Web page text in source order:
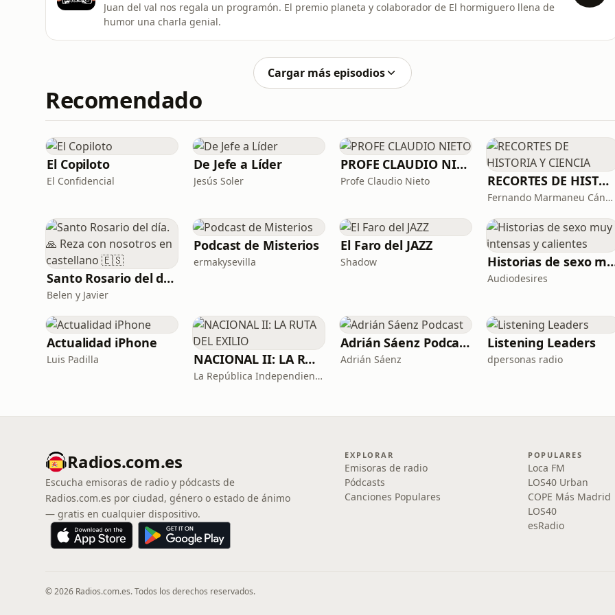
Juan del val nos regala un programón. El premio planeta y colaborador de El hormiguero llena de
humor una charla genial.
Cargar más episodios
Recomendado
El Copiloto
El Confidencial
De Jefe a Líder
Jesús Soler
PROFE CLAUDIO NIETO
Profe Claudio Nieto RECORTES DE HISTORIA Y CIENCIA
Fernando Marmaneu Cánovas
Santo Rosario del día. 🙏 Reza con nosotros en castellano 🇪🇸
Belen y Javier
Podcast de Misterios
ermakysevilla
El Faro del JAZZ
Shadow Historias de sexo
Audiodesires
Actualidad iPhone
Luis Padilla NACIONAL II: LA RUTA DEL EXILIO
La República Independiente de la Radio
Adrián Sáenz Podcast
Adrián Sáenz
Listening Leaders
dpersonas radio
Radios.com.es
Escucha emisoras de radio y pódcasts de
Radios.com.es por ciudad, género o estado de ánimo
— gratis en cualquier dispositivo.
EXPLORAR
Emisoras de radio
Pódcasts
Canciones Populares
POPULARES
Loca FM
LOS40 Urban
COPE Más Madrid
LOS40
esRadio
© 2026 Radios.com.es. Todos los derechos reservados.